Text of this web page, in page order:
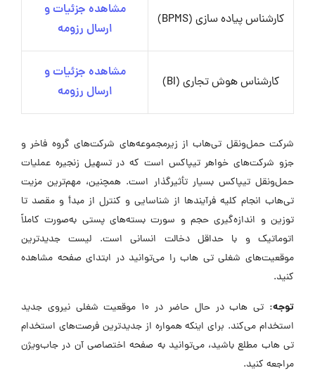
کارشناس پیاده سازی (BPMS)
مشاهده جزئیات و
ارسال رزومه
کارشناس هوش تجاری (BI)
مشاهده جزئیات و
ارسال رزومه
شرکت حمل‌ونقل تی‌هاب از زیرمجموعه‌های شرکت‌های گروه فاخر و
جزو شرکت‌های خواهر تیپاکس است که در تسهیل زنجیره عملیات
حمل‌ونقل تیپاکس بسیار تأثیرگذار است. همچنین، مهم‌ترین مزیت
تی‌هاب انجام کلیه فرآیندها از شناسایی و کنترل از مبدأ و مقصد تا
توزین و اندازه‌گیری حجم و سورت بسته‌های پستی به‌صورت کاملاً
اتوماتیک و با حداقل دخالت انسانی است. لیست جدیدترین
موقعیت‌های شغلی تی هاب را می‌توانید در ابتدای صفحه مشاهده
کنید.
توجه:
تی هاب در حال حاضر در ۱۰ موقعیت شغلی نیروی جدید
استخدام می‌کند. برای اینکه همواره از جدیدترین فرصت‌های استخدام
تی هاب مطلع باشید، می‌توانید به صفحه اختصاصی آن در جاب‌ویژن
مراجعه کنید.